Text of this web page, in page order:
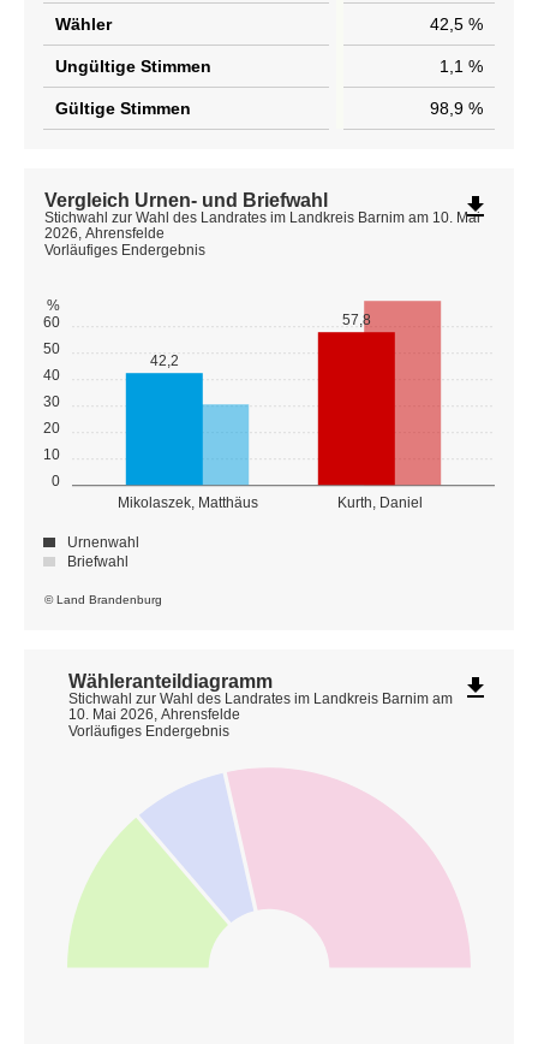
Wähler 42,5 %
Ungültige Stimmen 1,1 %
Gültige Stimmen 98,9 %
0
10
20
30
40
50
60
%
Mikolaszek, Matthäus Kurth, Daniel
42,2
57,8
© Land Brandenburg
Vergleich Urnen- und Briefwahl
Stichwahl zur Wahl des Landrates im Landkreis Barnim am 10. Mai
2026, Ahrensfelde
Vorläufiges Endergebnis
Urnenwahl
Briefwahl
file_download
Wähleranteildiagramm
Stichwahl zur Wahl des Landrates im Landkreis Barnim am
10. Mai 2026, Ahrensfelde
Vorläufiges Endergebnis
file_download